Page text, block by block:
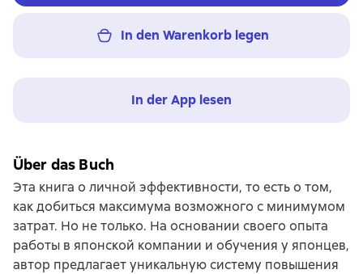
In den Warenkorb legen
In der App lesen
Über das Buch
Эта книга о личной эффективности, то есть о том,
как добиться максимума возможного с минимумом
затрат. Но не только. На основании своего опыта
работы в японской компании и обучения у японцев,
автор предлагает уникальную систему повышения